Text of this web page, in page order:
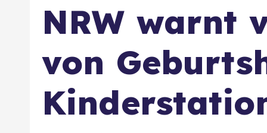
NRW warnt
von